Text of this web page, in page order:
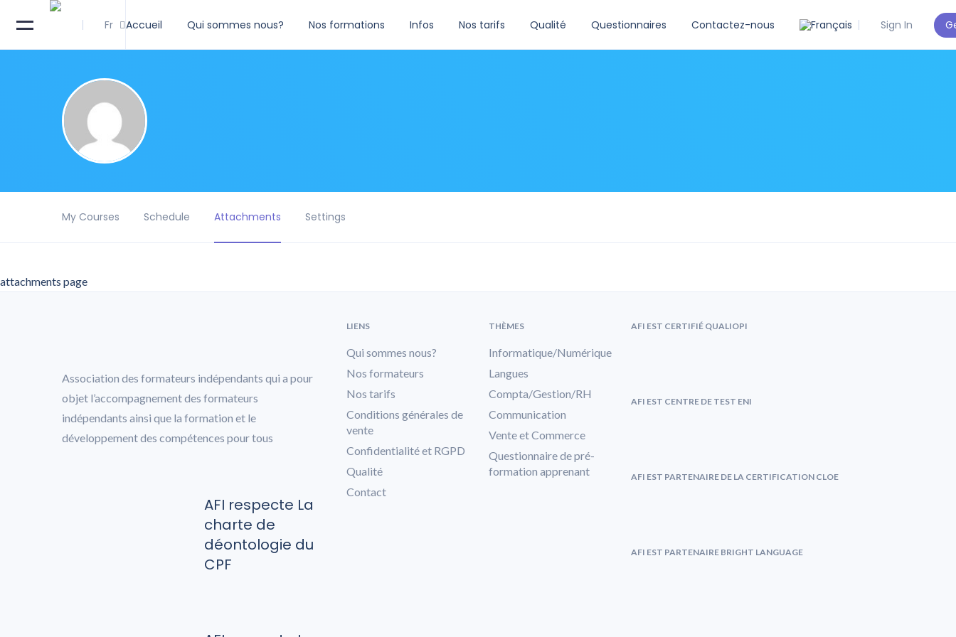
Fr Accueil Qui sommes nous? Nos formations Infos Nos tarifs Qualité Questionnaires Contactez-nous Sign In
My Courses Schedule Attachments Settings
attachments page
Association des formateurs indépendants qui a pour
objet l’accompagnement des formateurs
indépendants ainsi que la formation et le
développement des compétences pour tous
AFI respecte La
charte de
déontologie du
CPF
LIENS
Qui sommes nous?
Nos formateurs
Nos tarifs
Conditions générales de
vente
Confidentialité et RGPD
Qualité
Contact
THÈMES
Informatique/Numérique
Langues
Compta/Gestion/RH
Communication
Vente et Commerce
Questionnaire de pré-
formation apprenant
AFI EST CERTIFIÉ QUALIOPI
AFI EST CENTRE DE TEST ENI
AFI EST PARTENAIRE DE LA CERTIFICATION CLOE
AFI EST PARTENAIRE BRIGHT LANGUAGE